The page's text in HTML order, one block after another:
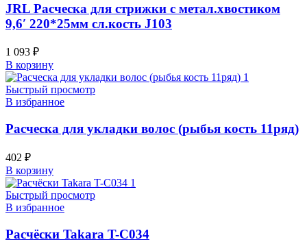
JRL Расческа для стрижки с метал.хвостиком
9,6′ 220*25мм сл.кость J103
1 093 ₽
В корзину
Быстрый просмотр
В избранное
Расческа для укладки волос (рыбья кость 11ряд)
402 ₽
В корзину
Быстрый просмотр
В избранное
Расчёски Takara T-C034